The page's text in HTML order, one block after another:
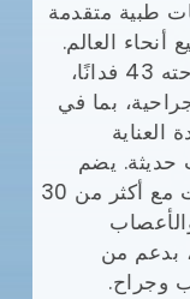
طبية متقدمة
العالم.
يضم حرم ميدانتا، الذي تبلغ مساحته 43 فدانًا،
الجراحية، بما في
العناية
حديثة. يضم
المستشفى العديد من التخصصات مع أكثر من 30
بدعم من